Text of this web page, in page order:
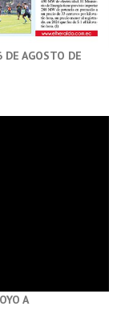
DE AGOSTO DE
A